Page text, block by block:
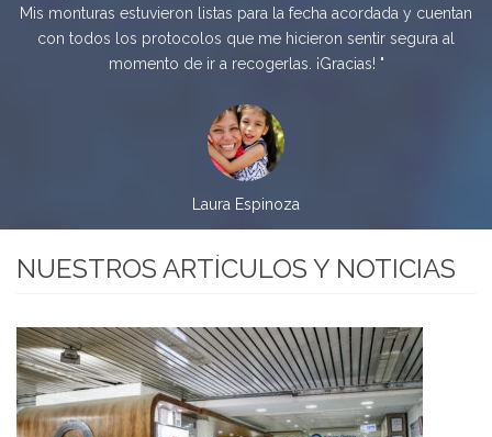
Mis monturas estuvieron listas para la fecha acordada y cuentan
con todos los protocolos que me hicieron sentir segura al
momento de ir a recogerlas. ¡Gracias! "
Laura Espinoza
NUESTROS ARTÍCULOS Y NOTICIAS